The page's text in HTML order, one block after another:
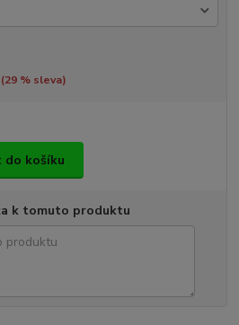
29% sleva)
do košíku
k tomuto produktu